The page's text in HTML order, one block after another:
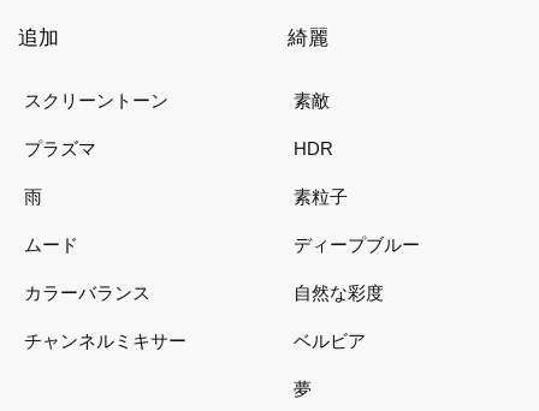
追加
スクリーントーン
プラズマ
雨
ムード
カラーバランス
チャンネルミキサー
綺麗
素敵
HDR
素粒子
ディープブルー
自然な彩度
ベルビア
夢